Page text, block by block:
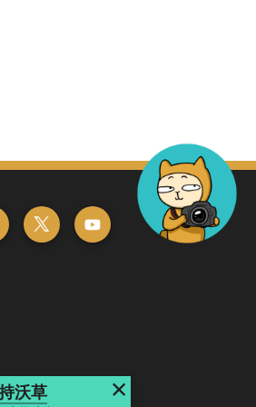
沃草 ×